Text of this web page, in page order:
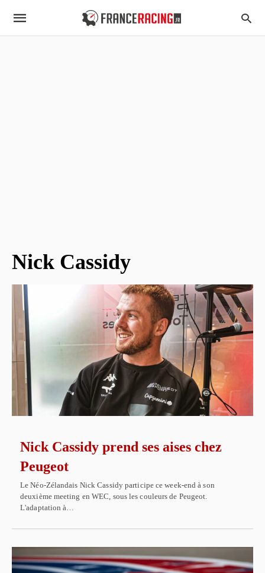
Nick Cassidy
Nick Cassidy prend ses aises chez
Peugeot
Le Néo-Zélandais Nick Cassidy participe ce week-end à son
deuxième meeting en WEC, sous les couleurs de Peugeot.
L'adaptation à…